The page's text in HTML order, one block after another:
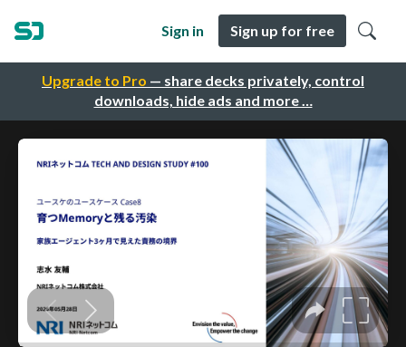
Upgrade to Pro — share decks privately, control
downloads, hide ads and more …
Sign in Sign up for free